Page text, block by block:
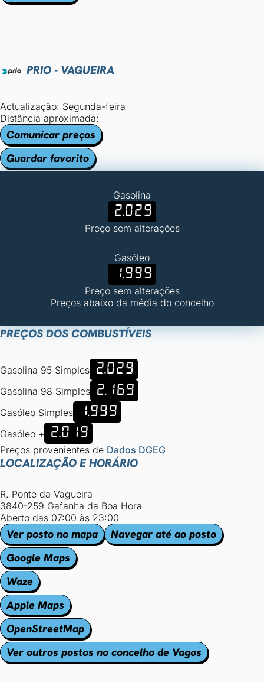
PRIO - VAGUEIRA
Actualização: Segunda-feira
Distância aproximada:
Comunicar preços
Guardar favorito
Gasolina
2.029
Preço sem alterações
Gasóleo
1.999
Preço sem alterações
Preços abaixo da média do concelho
PREÇOS DOS COMBUSTÍVEIS
Gasolina 95 Simples 2.029
Gasolina 98 Simples 2.169
Gasóleo Simples 1.999
Gasóleo + 2.019
Preços provenientes de Dados DGEG
LOCALIZAÇÃO E HORÁRIO
R. Ponte da Vagueira
3840-259 Gafanha da Boa Hora
Aberto das 07:00 às 23:00
Ver posto no mapa
Navegar até ao posto
Google Maps
Waze
Apple Maps
OpenStreetMap
Ver outros postos no concelho de Vagos